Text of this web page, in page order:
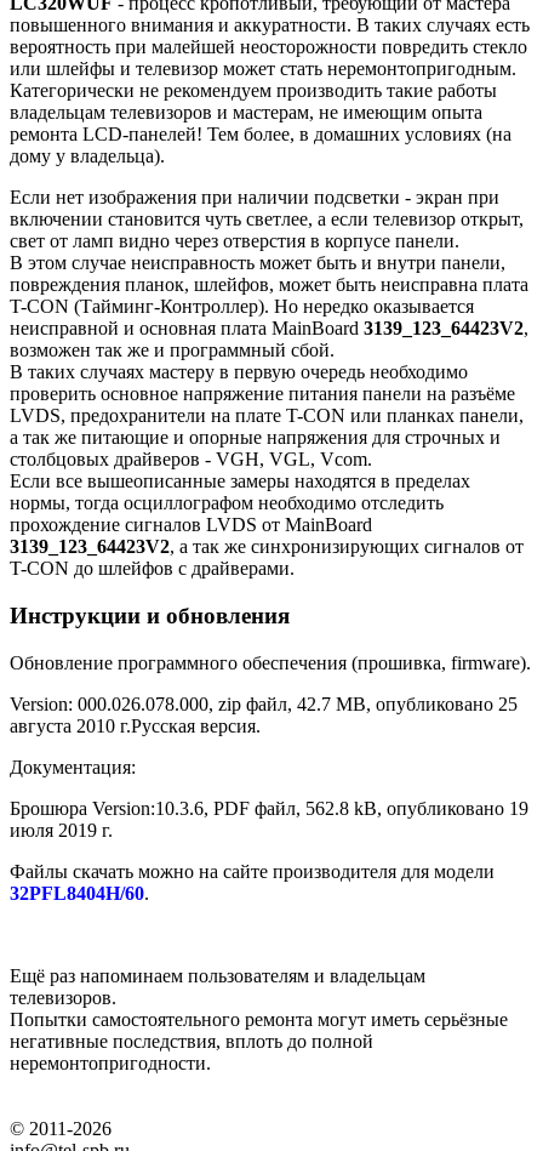
повышенного внимания и аккуратности. В таких случаях есть
вероятность при малейшей неосторожности повредить стекло
или шлейфы и телевизор может стать неремонтопригодным.
Категорически не рекомендуем производить такие работы
владельцам телевизоров и мастерам, не имеющим опыта
ремонта LCD-панелей! Тем более, в домашних условиях (на
дому у владельца).
Если нет изображения при наличии подсветки - экран при
включении становится чуть светлее, а если телевизор открыт,
свет от ламп видно через отверстия в корпусе панели.
В этом случае неисправность может быть и внутри панели,
повреждения планок, шлейфов, может быть неисправна плата
T-CON (Тайминг-Контроллер). Но нередко оказывается
неисправной и основная плата MainBoard 3139_123_64423V2,
возможен так же и программный сбой.
В таких случаях мастеру в первую очередь необходимо
проверить основное напряжение питания панели на разъёме
LVDS, предохранители на плате T-CON или планках панели,
а так же питающие и опорные напряжения для строчных и
столбцовых драйверов - VGH, VGL, Vcom.
Если все вышеописанные замеры находятся в пределах
нормы, тогда осциллографом необходимо отследить
прохождение сигналов LVDS от MainBoard
3139_123_64423V2, а так же синхронизирующих сигналов от
T-CON до шлейфов с драйверами.
Инструкции и обновления
Обновление программного обеспечения (прошивка, firmware).
Version: 000.026.078.000, zip файл, 42.7 MB, опубликовано 25
августа 2010 г.Русская версия.
Документация:
Брошюра Version:10.3.6, PDF файл, 562.8 kB, опубликовано 19
июля 2019 г.
Файлы скачать можно на сайте производителя для модели
32PFL8404H/60.
Ещё раз напоминаем пользователям и владельцам
телевизоров.
Попытки самостоятельного ремонта могут иметь серьёзные
негативные последствия, вплоть до полной
неремонтопригодности.
© 2011-2026